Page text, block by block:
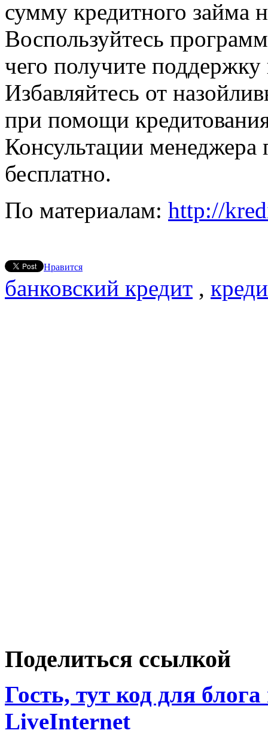
сумму кредитного займа
Воспользуйтесь
чего получите
Избавляйтесь от
при помощи
Консультации менеджера
бесплатно.
По материалам: http://
Нравится
банковский кредит ,
Поделиться ссылкой
Гость, тут код для
LiveInternet